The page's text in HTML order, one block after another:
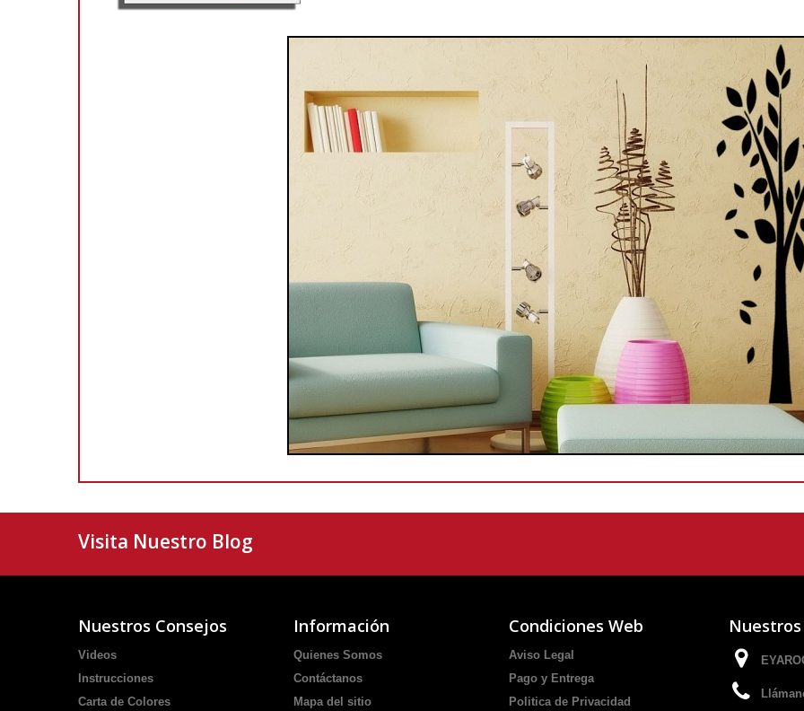
Visita Nuestro Blog
Nuestros Consejos
Videos
Instrucciones
Carta de Colores
Información
Quienes Somos
Contáctanos
Mapa del sitio
Condiciones Web
Aviso Legal
Pago y Entrega
Politica de Privacidad